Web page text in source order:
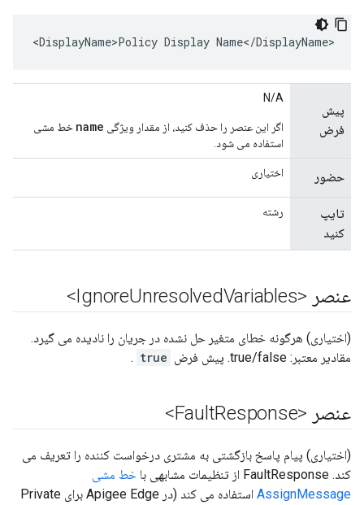
<DisplayName>Policy Display Name</DisplayName>
پیش
فرض
N/A
اگر این عنصر را حذف کنید، از مقدار ویژگی name خط مشی
استفاده می شود.
حضور اختیاری
تایپ
کنید
رشته
عنصر <Ignore UnresolvedVariables>
(اختیاری) هرگونه خطای متغیر حل نشده در جریان را نادیده می گیرد.
مقادیر معتبر: true/false. پیش فرض
true
.
عنصر <FaultResponse>
(اختیاری) پیام پاسخ بازگشتی به مشتری درخواست کننده را تعریف می
کند. FaultResponse از تنظیمات مشابهی با
خط مشی
AssignMessage
استفاده می کند (در Apigee Edge برای Private